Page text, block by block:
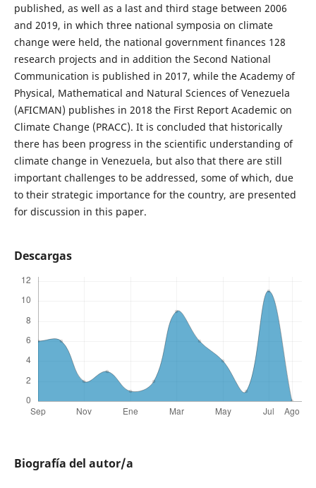
published, as well as a last and third stage between 2006
and 2019, in which three national symposia on climate
change were held, the national government finances 128
research projects and in addition the Second National
Communication is published in 2017, while the Academy of
Physical, Mathematical and Natural Sciences of Venezuela
(AFICMAN) publishes in 2018 the First Report Academic on
Climate Change (PRACC). It is concluded that historically
there has been progress in the scientific understanding of
climate change in Venezuela, but also that there are still
important challenges to be addressed, some of which, due
to their strategic importance for the country, are presented
for discussion in this paper.
Descargas
Biografía del autor/a